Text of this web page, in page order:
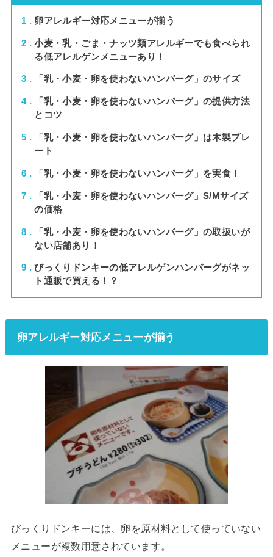
1 卵アレルギー対応メニューが揃う
2
小麦・乳・ごま・ナッツ類アレルギーでも食べられ
る低アレルゲンメニューあり！
3 「乳・小麦・卵を使わないハンバーグ」のサイズ
4
「乳・小麦・卵を使わないハンバーグ」の提供方法
とコツ
5
「乳・小麦・卵を使わないハンバーグ」は木製プレ
ート
6 「乳・小麦・卵を使わないハンバーグ」を実食！
7
「乳・小麦・卵を使わないハンバーグ」S/Mサイズ
の価格
8
「乳・小麦・卵を使わないハンバーグ」の取扱いが
ない店舗あり！
9
びっくりドンキーの低アレルゲンハンバーグがネッ
ト通販で買える！？
卵アレルギー対応メニューが揃う
びっくりドンキーには、卵を原材料として使っていない
メニューが複数用意されています。